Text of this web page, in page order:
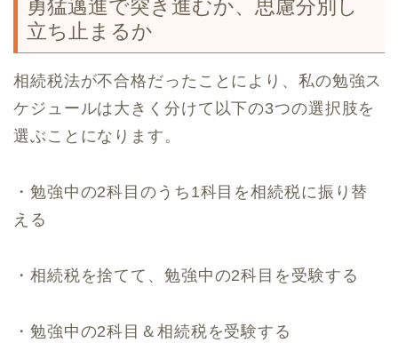
勇猛邁進で突き進むか、思慮分別し
立ち止まるか
相続税法が不合格だったことにより、私の勉強ス
ケジュールは大きく分けて以下の3つの選択肢を
選ぶことになります。
・勉強中の2科目のうち1科目を相続税に振り替
える
・相続税を捨てて、勉強中の2科目を受験する
・勉強中の2科目＆相続税を受験する